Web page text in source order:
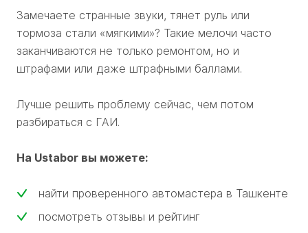
Замечаете странные звуки, тянет руль или
тормоза стали «мягкими»? Такие мелочи часто
заканчиваются не только ремонтом, но и
штрафами или даже штрафными баллами.
Лучше решить проблему сейчас, чем потом
разбираться с ГАИ.
На Ustabor вы можете:
найти проверенного автомастера в Ташкенте
посмотреть отзывы и рейтинг